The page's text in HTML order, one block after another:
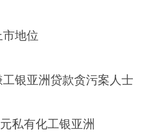
地位
银亚洲贷款贪污案人士
私有化工银亚洲